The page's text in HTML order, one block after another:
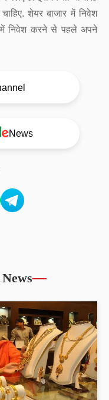
शेयर बाजार में निवेश
में निवेश करने से पहले अपने
News